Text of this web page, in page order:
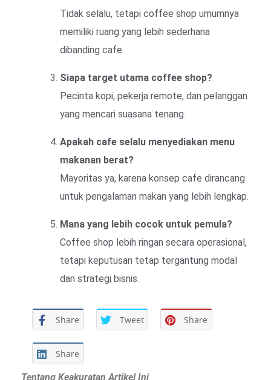
Tidak selalu, tetapi coffee shop umumnya
memiliki ruang yang lebih sederhana
dibanding cafe.
Siapa target utama coffee shop?
Pecinta kopi, pekerja remote, dan pelanggan
yang mencari suasana tenang.
Apakah cafe selalu menyediakan menu
makanan berat?
Mayoritas ya, karena konsep cafe dirancang
untuk pengalaman makan yang lebih lengkap.
Mana yang lebih cocok untuk pemula?
Coffee shop lebih ringan secara operasional,
tetapi keputusan tetap tergantung modal
dan strategi bisnis.
Share Tweet Share
Share
Tentang Keakuratan Artikel Ini